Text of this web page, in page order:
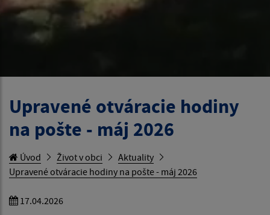
Upravené otváracie hodiny
na pošte - máj 2026
Úvod Život v obci
Aktuality
Upravené otváracie hodiny na pošte - máj 2026
17.04.2026